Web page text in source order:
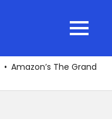
MENU
Amazon’s The Grand